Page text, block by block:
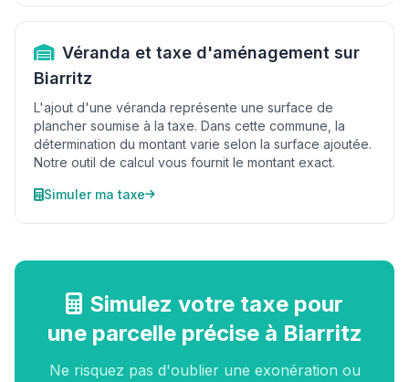
Véranda et taxe d'aménagement sur
Biarritz
L'ajout d'une véranda représente une surface de
plancher soumise à la taxe. Dans cette commune, la
détermination du montant varie selon la surface ajoutée.
Notre outil de calcul vous fournit le montant exact.
Simuler ma taxe
Simulez votre taxe pour
une parcelle précise à Biarritz
Ne risquez pas d'oublier une exonération ou